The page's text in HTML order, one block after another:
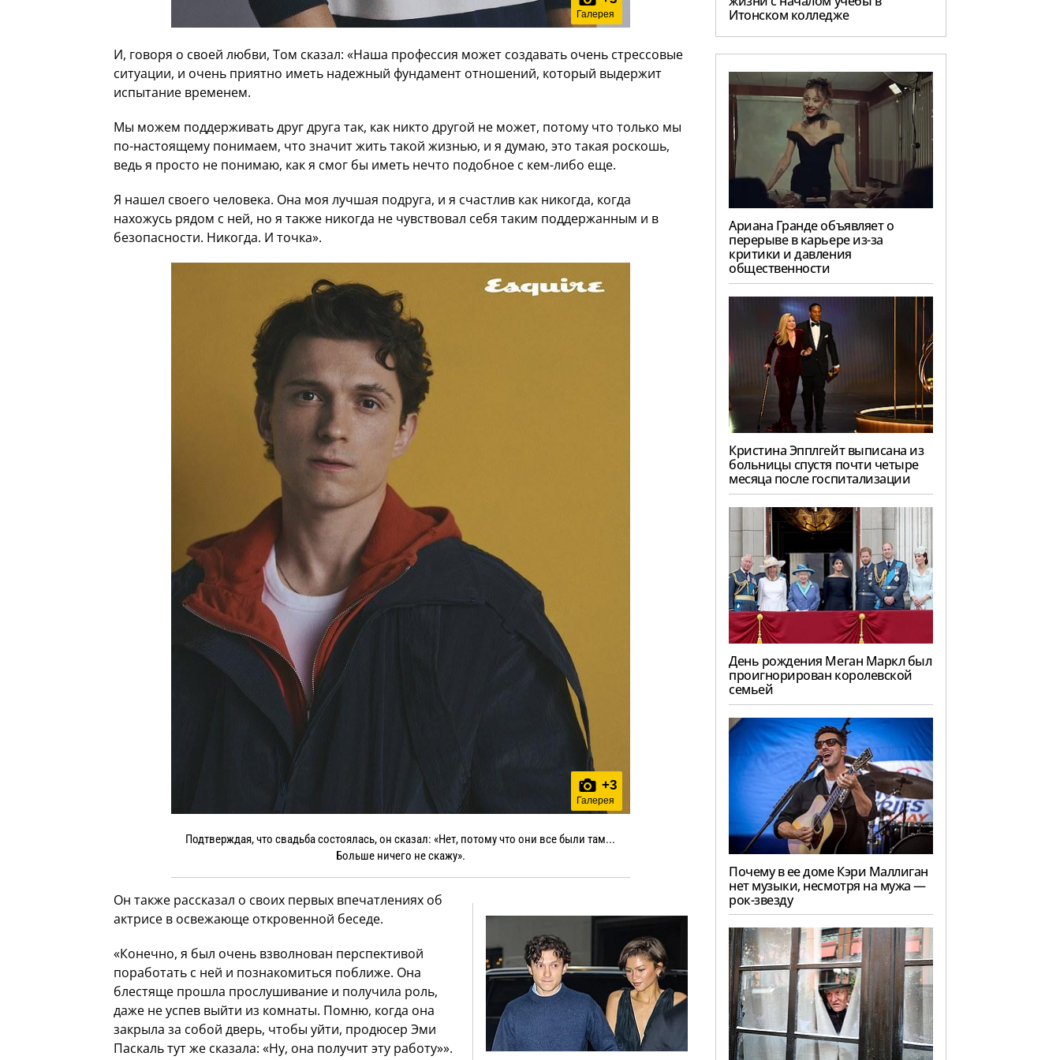
Галерея
И, говоря о своей любви, Том сказал: «Наша профессия может создавать очень стрессовые
ситуации, и очень приятно иметь надежный фундамент отношений, который выдержит
испытание временем.
Мы можем поддерживать друг друга так, как никто другой не может, потому что только мы
по-настоящему понимаем, что значит жить такой жизнью, и я думаю, это такая роскошь,
ведь я просто не понимаю, как я смог бы иметь нечто подобное с кем-либо еще.
Я нашел своего человека. Она моя лучшая подруга, и я счастлив как никогда, когда
нахожусь рядом с ней, но я также никогда не чувствовал себя таким поддержанным и в
безопасности. Никогда. И точка».
+3
Галерея
Подтверждая, что свадьба состоялась, он сказал: «Нет, потому что они все были там...
Больше ничего не скажу».
Он также рассказал о своих первых впечатлениях об
актрисе в освежающе откровенной беседе.
«Конечно, я был очень взволнован перспективой
поработать с ней и познакомиться поближе. Она
блестяще прошла прослушивание и получила роль,
даже не успев выйти из комнаты. Помню, когда она
закрыла за собой дверь, чтобы уйти, продюсер Эми
Паскаль тут же сказала: «Ну, она получит эту работу»».
Итонском колледже
Ариана Гранде объявляет о
перерыве в карьере из-за
критики и давления
общественности
Кристина Эпплгейт выписана из
больницы спустя почти четыре
месяца после госпитализации
День рождения Меган Маркл был
проигнорирован королевской
семьей
Почему в ее доме Кэри Маллиган
нет музыки, несмотря на мужа —
рок-звезду